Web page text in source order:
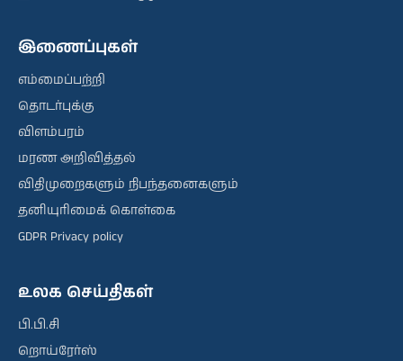
இணைப்புகள்
எம்மைப்பற்றி
தொடர்புக்கு
விளம்பரம்
மரண அறிவித்தல்
விதிமுறைகளும் நிபந்தனைகளும்
தனியுரிமைக் கொள்கை
GDPR Privacy policy
உலக செய்திகள்
பி.பி.சி
றொய்ரேர்ஸ்